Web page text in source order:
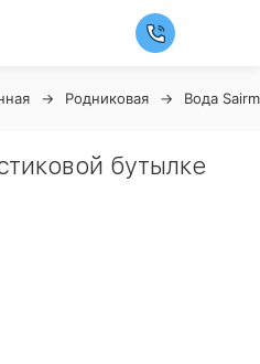
Родниковая Вода
бутылке